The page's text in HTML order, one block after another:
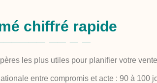
chiffré rapide
les plus utiles pour planifier votre
entre compromis et acte : 90 à 100